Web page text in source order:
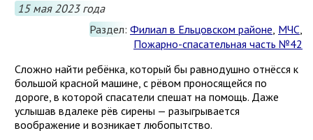
15 мая 2023 года
Раздел: Филиал в Ельцовском районе, МЧС,
Пожарно-спасательная часть №42
Сложно найти ребёнка, который бы равнодушно отнёсся к
большой красной машине, с рёвом проносящейся по
дороге, в которой спасатели спешат на помощь. Даже
услышав вдалеке рёв сирены — разыгрывается
воображение и возникает любопытство.